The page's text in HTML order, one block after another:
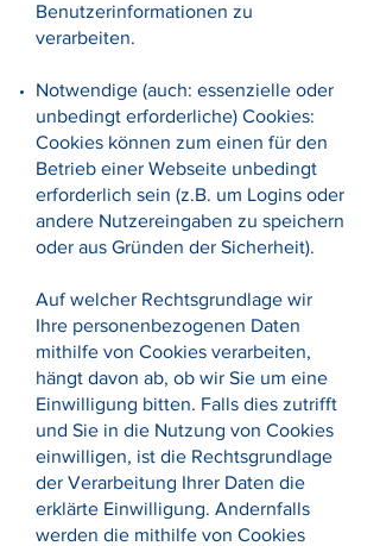
Benutzerinformationen zu
verarbeiten.
Notwendige (auch: essenzielle oder
unbedingt erforderliche) Cookies:
Cookies können zum einen für den
Betrieb einer Webseite unbedingt
erforderlich sein (z.B. um Logins oder
andere Nutzereingaben zu speichern
oder aus Gründen der Sicherheit).
Auf welcher Rechtsgrundlage wir
Ihre personenbezogenen Daten
mithilfe von Cookies verarbeiten,
hängt davon ab, ob wir Sie um eine
Einwilligung bitten. Falls dies zutrifft
und Sie in die Nutzung von Cookies
einwilligen, ist die Rechtsgrundlage
der Verarbeitung Ihrer Daten die
erklärte Einwilligung. Andernfalls
werden die mithilfe von Cookies